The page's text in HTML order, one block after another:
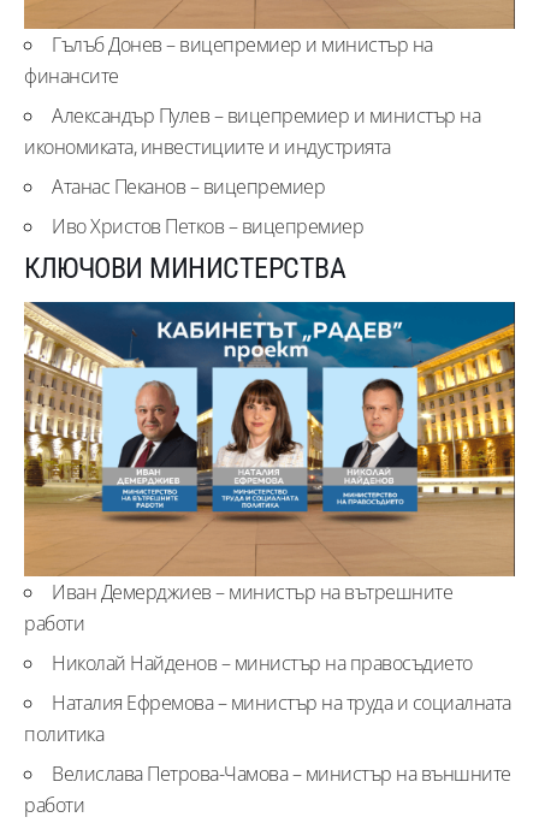
Гълъб Донев – вицепремиер и министър на
финансите
Александър Пулев – вицепремиер и министър на
икономиката, инвестициите и индустрията
Атанас Пеканов – вицепремиер
Иво Христов Петков – вицепремиер
КЛЮЧОВИ МИНИСТЕРСТВА
Иван Демерджиев – министър на вътрешните
работи
Николай Найденов – министър на правосъдието
Наталия Ефремова – министър на труда и социалната
политика
Велислава Петрова-Чамова – министър на външните
работи